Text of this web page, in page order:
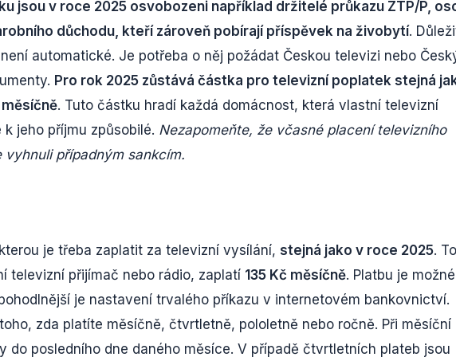
jsou v roce 2025 osvobozeni například držitelé průkazu ZTP/P,
důchodu, kteří zároveň pobírají příspěvek na živobytí.
automatické. Je potřeba o něj požádat Českou televizi nebo
Pro rok 2025 zůstává částka pro televizní poplatek stejná
. Tuto částku hradí každá domácnost, která vlastní televizní
jeho příjmu způsobilé. Nezapomeňte, že včasné placení televizního
případným sankcím.
je třeba zaplatit za televizní vysílání, stejná jako v roce 2025. To
televizní přijímač nebo rádio, zaplatí 135 Kč měsíčně. Platbu je možné
je nastavení trvalého příkazu v internetovém bankovnictví.
zda platíte měsíčně, čtvrtletně, pololetně nebo ročně. Při měsíční
do posledního dne daného měsíce. V případě čtvrtletních plateb jsou